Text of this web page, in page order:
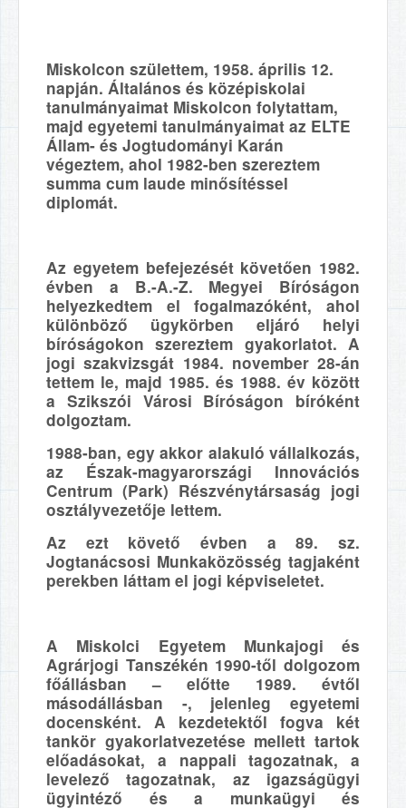
Miskolcon születtem, 1958. április 12.
napján. Általános és középiskolai
tanulmányaimat Miskolcon folytattam,
majd egyetemi tanulmányaimat az ELTE
Állam- és Jogtudományi Karán
végeztem, ahol 1982-ben szereztem
summa cum laude minősítéssel
diplomát.
Az egyetem befejezését követően 1982.
évben a B.-A.-Z. Megyei Bíróságon
helyezkedtem el fogalmazóként, ahol
különböző ügykörben eljáró helyi
bíróságokon szereztem gyakorlatot. A
jogi szakvizsgát 1984. november 28-án
tettem le, majd 1985. és 1988. év között
a Szikszói Városi Bíróságon bíróként
dolgoztam.
1988-ban, egy akkor alakuló vállalkozás,
az Észak-magyarországi Innovációs
Centrum (Park) Részvénytársaság jogi
osztályvezetője lettem.
Az ezt követő évben a 89. sz.
Jogtanácsosi Munkaközösség tagjaként
perekben láttam el jogi képviseletet.
A Miskolci Egyetem Munkajogi és
Agrárjogi Tanszékén 1990-től dolgozom
főállásban – előtte 1989. évtől
másodállásban -, jelenleg egyetemi
docensként. A kezdetektől fogva két
tankör gyakorlatvezetése mellett tartok
előadásokat, a nappali tagozatnak, a
levelező tagozatnak, az igazságügyi
ügyintéző és a munkaügyi és